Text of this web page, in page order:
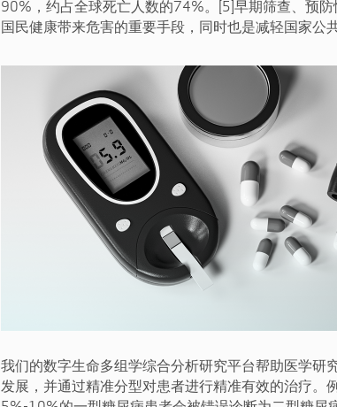
90%，约占全球死亡人数的74%。[5]早期筛查、预
国民健康带来危害的重要手段，同时也是减轻国家公
我们的数字生命多组学综合分析研究平台帮助医学研
发展，并通过精准分型对患者进行精准有效的治疗。